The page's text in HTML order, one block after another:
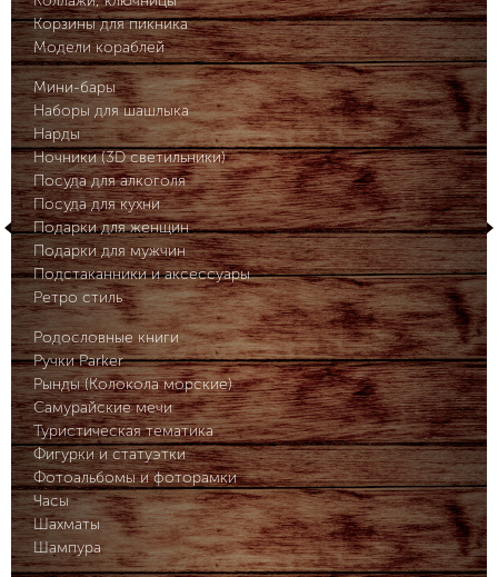
Корзины для пикника
Модели кораблей
Мини-бары
Наборы для шашлыка
Нарды
Ночники (3D светильники)
Посуда для алкоголя
Посуда для кухни
Подарки для женщин
Подарки для мужчин
Подстаканники и аксессуары
Ретро стиль
Родословные книги
Ручки Parker
Рынды (Колокола морские)
Самурайские мечи
Туристическая тематика
Фигурки и статуэтки
Фотоальбомы и фоторамки
Часы
Шахматы
Шампура